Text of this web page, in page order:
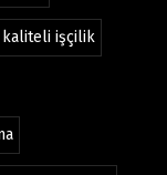
kaliteli işçilik